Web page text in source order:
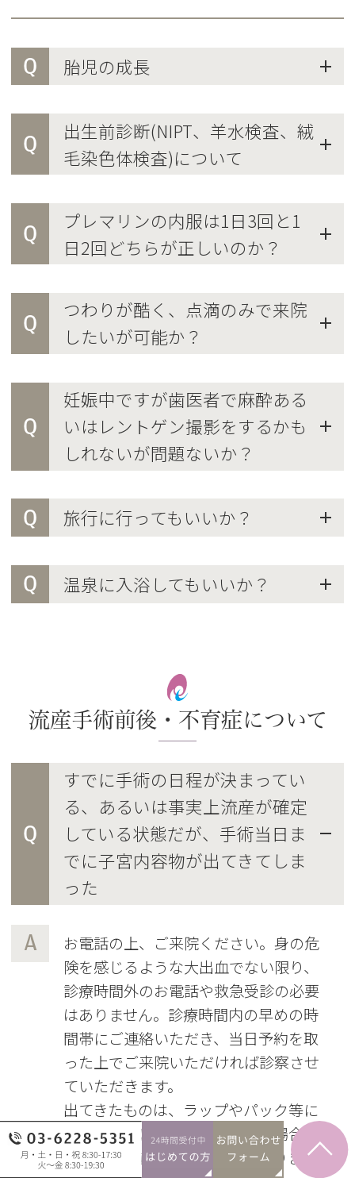
Q 胎児の成長
Q
出生前診断(NIPT、羊水検査、絨
毛染色体検査)について
Q
プレマリンの内服は1日3回と1
日2回どちらが正しいのか？
Q
つわりが酷く、点滴のみで来院
したいが可能か？
Q
妊娠中ですが歯医者で麻酔ある
いはレントゲン撮影をするかも
しれないが問題ないか？
Q 旅行に行ってもいいか？
Q 温泉に入浴してもいいか？
流産手術前後・不育症について
Q
すでに手術の日程が決まってい
る、あるいは事実上流産が確定
している状態だが、手術当日ま
でに子宮内容物が出てきてしま
った
A
お電話の上、ご来院ください。身の危
険を感じるような大出血でない限り、
診療時間外のお電話や救急受診の必要
はありません。診療時間内の早めの時
間帯にご連絡いただき、当日予約を取
った上でご来院いただければ診察させ
ていただきます。
出てきたものは、ラップやパック等に
包んで安全にご持参ください。場合に
よっては検査に出せることがあります